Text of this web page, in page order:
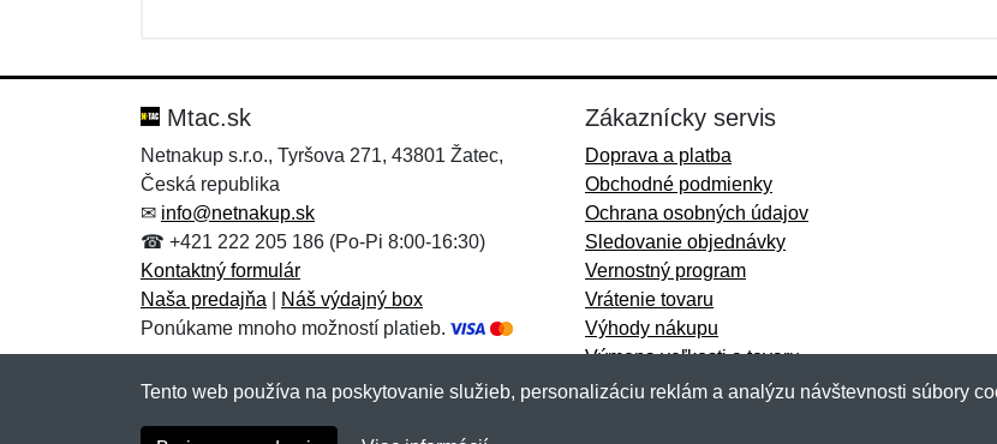
Správa*
Pridať
Správa*
Pridať
Mtac.sk
Netnakup s.r.o., Tyršova 271, 43801 Žatec,
Česká republika
✉ info@netnakup.sk
☎ +421 222 205 186 (Po-Pi 8:00-16:30)
Kontaktný formulár
Naša predajňa
Náš výdajný box
Ponúkame mnoho možností platieb.
Zákaznícky servis
Doprava a platba
Obchodné podmienky
Ochrana osobných údajov
Sledovanie objednávky
Vernostný program
Vrátenie tovaru
Výhody nákupu
Výmena veľkosti a tovaru
Viac informácií...
Tento web používa na poskytovanie služieb, personalizáciu reklám a analýzu návštevnosti súbory